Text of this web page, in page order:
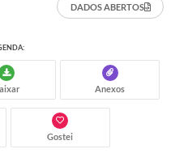
DADOS ABERTOS
Anexos
Gostei